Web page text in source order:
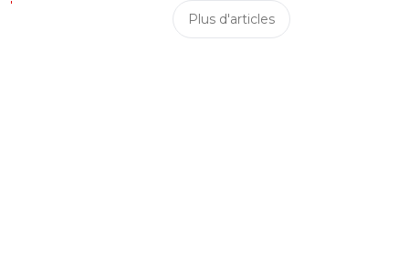
Plus d'articles